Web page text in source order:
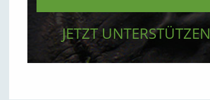
JETZT UNTERSTÜTZEN